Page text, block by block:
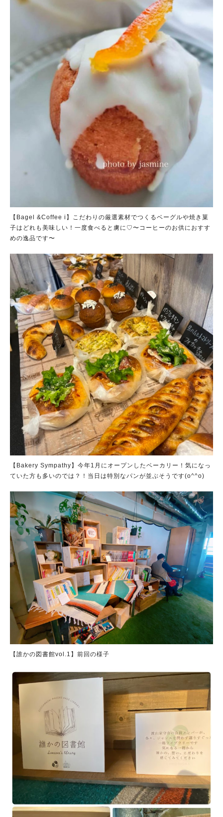
【Bagel &Coffee i】こだわりの厳選素材でつくるベーグルや焼き菓
子はどれも美味しい！一度食べると虜に♡〜コーヒーのお供におすす
めの逸品です〜
【Bakery Sympathy】今年1月にオープンしたベーカリー！気になっ
ていた方も多いのでは？！当日は特別なパンが並ぶそうです(o^^o)
【誰かの図書館vol.1】前回の様子